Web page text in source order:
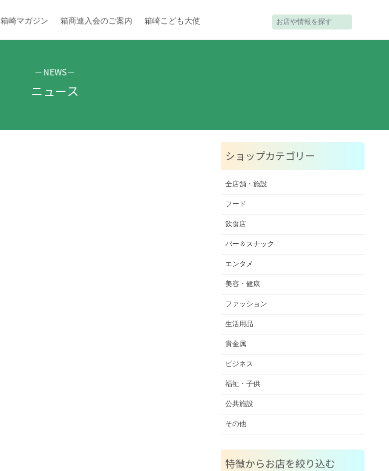
箱崎マガジン 箱商連入会のご案内 箱崎こども大使
－NEWS－
ニュース
ショップカテゴリー
全店舗・施設
フード
飲食店
バー＆スナック
エンタメ
美容・健康
ファッション
生活用品
貴金属
ビジネス
福祉・子供
公共施設
その他
特徴からお店を絞り込む